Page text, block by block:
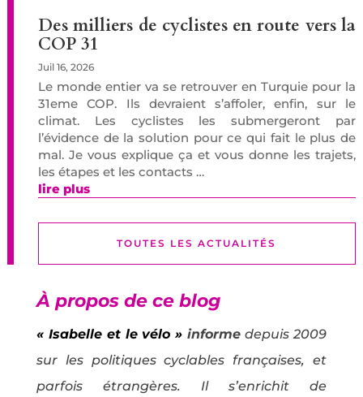
Des milliers de cyclistes en route vers la
COP 31
Juil 16, 2026
Le monde entier va se retrouver en Turquie pour la
31eme COP. Ils devraient s’affoler, enfin, sur le
climat. Les cyclistes les submergeront par
l’évidence de la solution pour ce qui fait le plus de
mal. Je vous explique ça et vous donne les trajets,
les étapes et les contacts …
lire plus
TOUTES LES ACTUALITÉS
À propos de ce blog
« Isabelle et le vélo » informe depuis 2009
sur les politiques cyclables françaises, et
parfois étrangères. Il s’enrichit de